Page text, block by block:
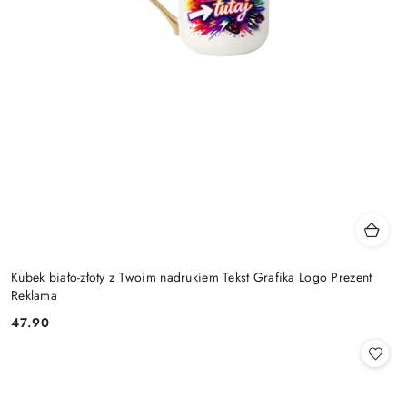
Kubek biało-złoty z Twoim nadrukiem Tekst Grafika Logo Prezent
Reklama
Cena:
47.90